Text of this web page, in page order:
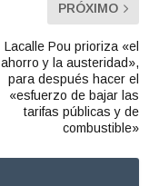
PRÓXIMO
Lacalle Pou prioriza «el
ahorro y la austeridad»,
para después hacer el
«esfuerzo de bajar las
tarifas públicas y de
combustible»